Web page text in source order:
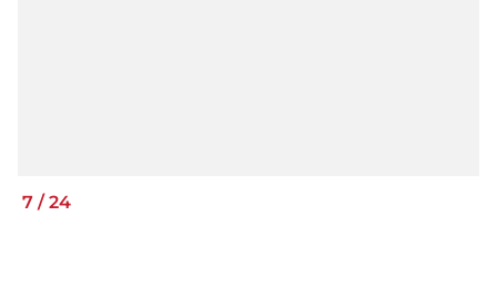
7 /24